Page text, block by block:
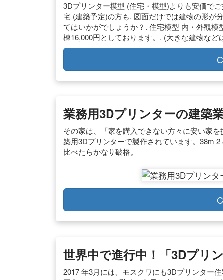
3Dプリンター模型 (住宅・模型)よりも安価で
宅 (建築予定)の方も. 図面だけでは建物の形が
てはいかがでしょうか？. 住宅模型 内・外観
棟16,000円としております。. (大きな建物な
業務用3Dプリンターの建築
その家は、「家を購入できない方々に安い家
築用3Dプリンターで製作されています。38m
比べたらかなり破格。
世界中で進行中！「3Dプリ
2017 年3月には、モスクワにも3Dプリンター